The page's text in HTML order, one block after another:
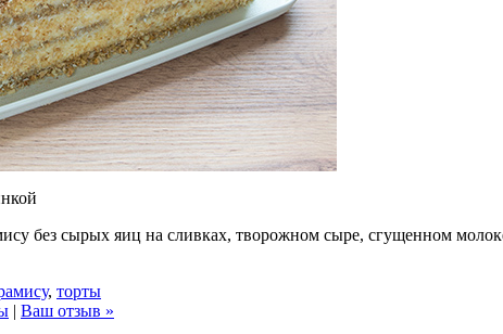
без сырых яиц на сливках, творожном сыре, сгущенном
, торты
| Ваш отзыв »